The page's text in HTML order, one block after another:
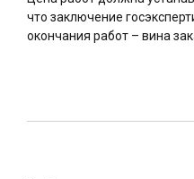
что заключение
окончания работ – вина